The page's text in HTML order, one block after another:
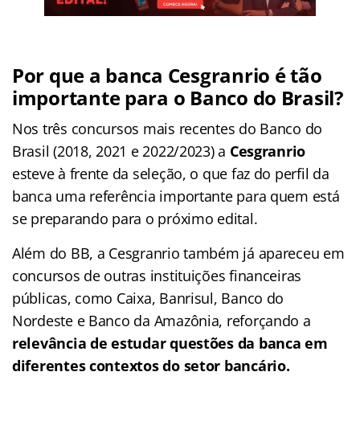
Por que a banca Cesgranrio é tão
importante para o Banco do Brasil?
Nos três concursos mais recentes do Banco do
Brasil (2018, 2021 e 2022/2023) a Cesgranrio
esteve à frente da seleção, o que faz do perfil da
banca uma referência importante para quem está
se preparando para o próximo edital.
Além do BB, a Cesgranrio também já apareceu em
concursos de outras instituições financeiras
públicas, como Caixa, Banrisul, Banco do
Nordeste e Banco da Amazônia, reforçando a
relevância de estudar questões da banca em
diferentes contextos do setor bancário.